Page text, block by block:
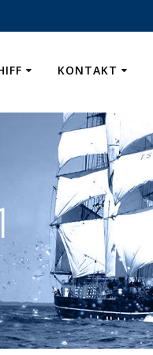
KONTAKT